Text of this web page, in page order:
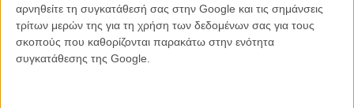
αρνηθείτε τη συγκατάθεσή σας στην Google και τις σημάνσεις
τρίτων μερών της για τη χρήση των δεδομένων σας για τους
σκοπούς που καθορίζονται παρακάτω στην ενότητα
συγκατάθεσης της Google.